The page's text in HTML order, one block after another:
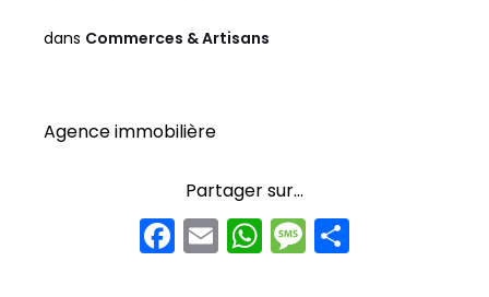
dans Commerces & Artisans
Agence immobilière
Partager sur...
F
a
E
m
W
h
M
e